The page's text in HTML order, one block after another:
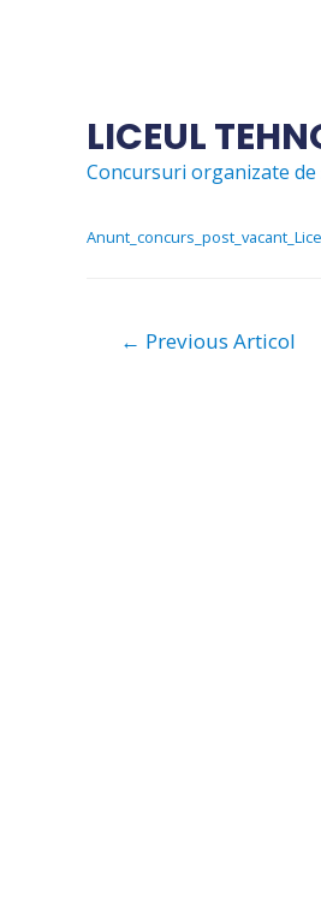
LICEUL
Concursuri organizate de
Navigare
← Previous Articol